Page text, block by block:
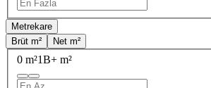
Metrekare
Brüt m²
Net m²
0 m²1B+ m²